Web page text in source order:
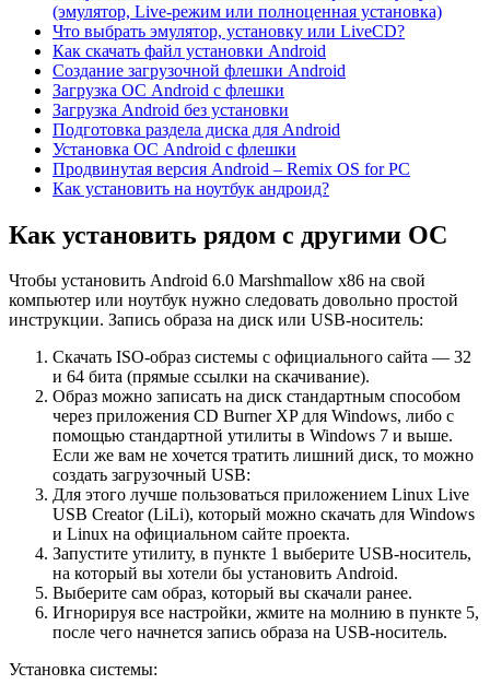
(эмулятор, Live-режим или полноценная установка)
Что выбрать эмулятор, установку или LiveCD?
Как скачать файл установки Android
Создание загрузочной флешки Android
Загрузка ОС Android с флешки
Загрузка Android без установки
Подготовка раздела диска для Android
Установка ОС Android с флешки
Продвинутая версия Android – Remix OS for PC
Как установить на ноутбук андроид?
Как установить рядом с другими ОС
Чтобы установить Android 6.0 Marshmallow x86 на свой
компьютер или ноутбук нужно следовать довольно простой
инструкции. Запись образа на диск или USB-носитель:
Скачать ISO-образ системы с официального сайта — 32
и 64 бита (прямые ссылки на скачивание).
Образ можно записать на диск стандартным способом
через приложения CD Burner XP для Windows, либо с
помощью стандартной утилиты в Windows 7 и выше.
Если же вам не хочется тратить лишний диск, то можно
создать загрузочный USB:
Для этого лучше пользоваться приложением Linux Live
USB Creator (LiLi), который можно скачать для Windows
и Linux на официальном сайте проекта.
Запустите утилиту, в пункте 1 выберите USB-носитель,
на который вы хотели бы установить Android.
Выберите сам образ, который вы скачали ранее.
Игнорируя все настройки, жмите на молнию в пункте 5,
после чего начнется запись образа на USB-носитель.
Установка системы: